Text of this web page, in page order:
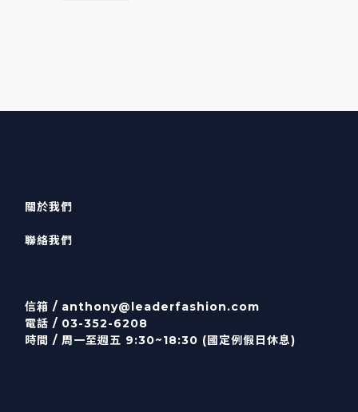
關於我們
聯絡我們
信箱 / anthony@leaderfashion.com
電話 / 03-352-6208
時間 / 周一至週五 9:30~18:30 (國定例假日休息)